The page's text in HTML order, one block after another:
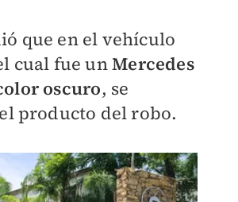
que en el vehículo
cual fue unMercedes
oscuro, se
producto del robo.